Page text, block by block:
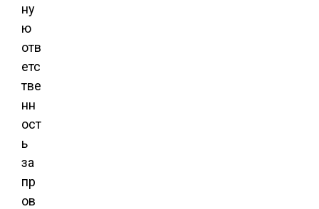
ну
ю
отв
етс
тве
нн
ост
ь
за
пр
ов